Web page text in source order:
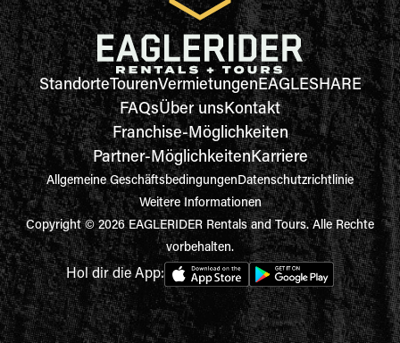
StandorteTourenVermietungenEAGLESHARE
FAQsÜber unsKontakt
Franchise-Möglichkeiten
Partner-MöglichkeitenKarriere
Allgemeine GeschäftsbedingungenDatenschutzrichtlinie
Weitere Informationen
Copyright © 2026 EAGLERIDER Rentals and Tours. Alle Rechte
vorbehalten.
Hol dir die App: